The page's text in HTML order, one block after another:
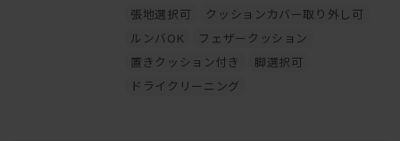
張地選択可
クッションカバー取り外し可
ルンバOK
フェザークッション
置きクッション付き
脚選択可
ドライクリーニング